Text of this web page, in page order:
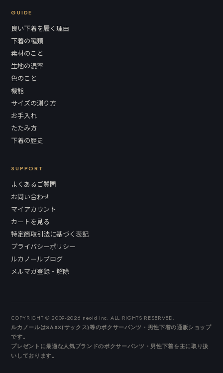
GUIDE
良い下着を履く理由
下着の種類
素材のこと
生地の混率
色のこと
機能
サイズの測り方
お手入れ
たたみ方
下着の歴史
SUPPORT
よくあるご質問
お問い合わせ
マイアカウント
カートを見る
特定商取引法に基づく表記
プライバシーポリシー
ルカノールブログ
メルマガ登録・解除
COPYRIGHT © 2009-2026 neold Inc. ALL RIGHTS RESERVED.
ルカノールはSAXX(サックス)等のボクサーパンツ・男性下着の通販ショップ
です。
プレゼントに最適な人気ブランドのボクサーパンツ・男性下着を主に取り扱
いしております。